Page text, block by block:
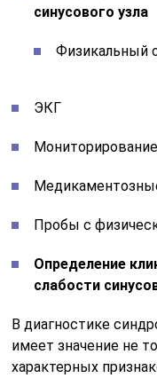
синусового узла
Физикальный
ЭКГ
Пробы с
Определение
слабости
В диагностике
имеет значение не
характерных